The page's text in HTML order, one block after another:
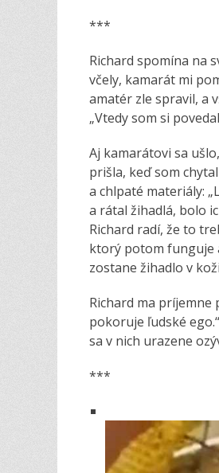
***
Richard spomína na
včely, kamarát mi
amatér zle spravil, a
„Vtedy som si
Aj kamarátovi sa
prišla, keď som
a chlpaté materiály:
a rátal žihadlá, bolo
Richard radí, že to
ktorý potom funguje
zostane žihadlo v
Richard ma príjemne
pokoruje ľudské
sa v nich urazene
***